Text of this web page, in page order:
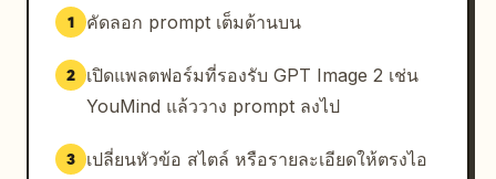
1 คัดลอก prompt เต็มด้านบน
2
เปิดแพลตฟอร์มที่รองรับ GPT Image 2 เช่น
YouMind แล้ววาง prompt ลงไป
3
เปลี่ยนหัวข้อ สไตล์ หรือรายละเอียดให้ตรงไอ